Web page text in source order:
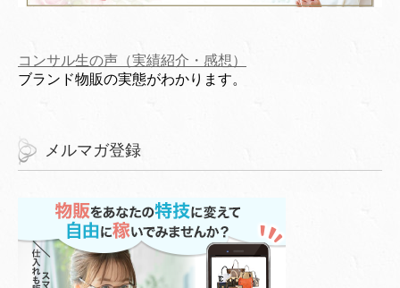
コンサル生の声（実績紹介・感想）
ブランド物販の実態がわかります。
メルマガ登録